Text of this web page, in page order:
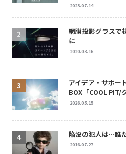
2023.07.14
網膜投影グラスで
に
2020.03.16
アイデア・サポー
BOX「COOL PIT/
2026.05.15
陥没の犯人は…誰
2016.07.27